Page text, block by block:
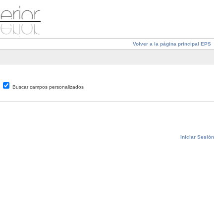
Volver a la página principal EPS
Buscar campos personalizados
Iniciar Sesión